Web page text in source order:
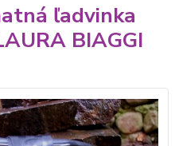
ľadvinka
BIAGGI